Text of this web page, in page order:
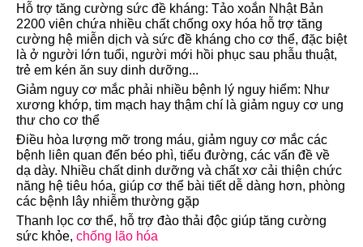
Hỗ trợ tăng cường sức đề kháng: Tảo xoắn Nhật Bản
2200 viên chứa nhiều chất chống oxy hóa hỗ trợ tăng
cường hệ miễn dịch và sức đề kháng cho cơ thể, đặc biệt
là ở người lớn tuổi, người mới hồi phục sau phẫu thuật,
trẻ em kén ăn suy dinh dưỡng...
Giảm nguy cơ mắc phải nhiều bệnh lý nguy hiểm: Như
xương khớp, tim mạch hay thậm chí là giảm nguy cơ ung
thư cho cơ thể
Điều hòa lượng mỡ trong máu, giảm nguy cơ mắc các
bệnh liên quan đến béo phì, tiểu đường, các vấn đề về
dạ dày. N hiều chất dinh dưỡng và chất xơ cải thiện chức
năng hệ tiêu hóa, giúp cơ thể bài tiết dễ dàng hơn, phòng
các bệnh lây nhiễm thường gặp
Thanh lọc cơ thể, hỗ trợ đào thải độc giúp tăng cường
sức khỏe, chống lão hóa